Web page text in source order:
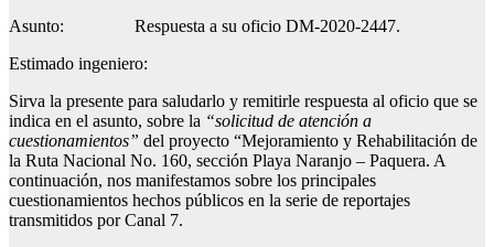
Asunto: Respuesta a su oficio DM-2020-2447.
Estimado ingeniero:
Sirva la presente para saludarlo y remitirle respuesta al oficio que se
indica en el asunto, sobre la “solicitud de atención a
cuestionamientos” del proyecto “Mejoramiento y Rehabilitación de
la Ruta Nacional No. 160, sección Playa Naranjo – Paquera. A
continuación, nos manifestamos sobre los principales
cuestionamientos hechos públicos en la serie de reportajes
transmitidos por Canal 7.